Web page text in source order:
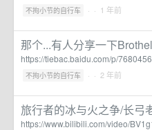
不拘小节的自行车 · · 1 年前
那个...有人分享一下
https://tiebac.baidu.com/p/
不拘小节的自行车 · · 2 年前
旅行者的冰与火之争/长弓
https://www.bilibili.com/video/